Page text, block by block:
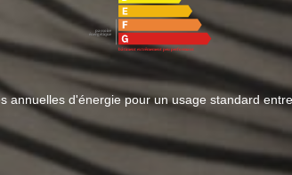
annuelles d'énergie pour un usage standard